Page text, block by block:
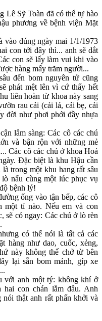
Lê Sỹ Toàn đã có thể tự hào
phương về bệnh viện Mặt
đúng ngày mai 1/1/1973
con tới đây thì... anh sẽ dắt
con sẽ lấy làm vui khi vào
hàng mấy trăm người...
đến bom nguyên tử cũng
phát mệt lên vì cứ thấy hết
liên hoàn từ khoa này sang
rau cải (cải lá, cải bẹ, cải
đời như phơi phới đầy nhựa
lâm sàng: Các cô các chú
và bận rộn với những mẻ
Các cô các chú ở khoa Hoá
Đặc biệt là khu Hậu cần
trong một khu hang rất sâu
nấu cùng một lúc phục vụ
bệnh lý!
ống vào tận bếp, các cô
một tí nào. Nếu em và con
sẽ có ngay: Các chú ở lò rèn
có thể nói là tất cả các
hàng như dao, cuốc, xẻng,
này không thể chở từ bên
lại sẵn bom mảnh, gíp xe
với anh một tý: không khí ở
con chán lắm đâu. Anh
thật anh rất phấn khởi và